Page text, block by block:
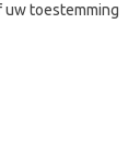
uw toestemming